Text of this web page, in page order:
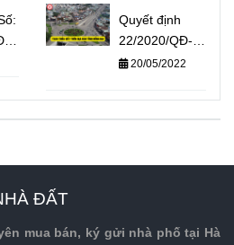
Quyết định
22/2020/QĐ-
UBND Đồng
20/05/2022
ĐẤT
mua bán, ký gửi nhà phố tại Hà